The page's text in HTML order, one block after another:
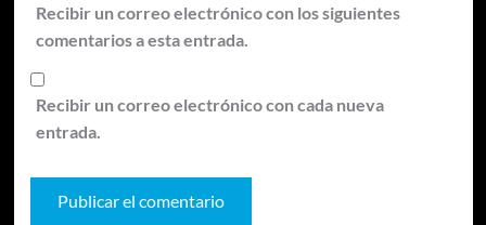
Recibir un correo electrónico con los siguientes
comentarios a esta entrada.
Recibir un correo electrónico con cada nueva
entrada.